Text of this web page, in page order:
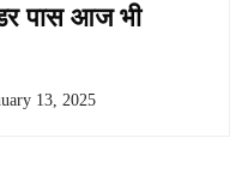
पास आज भी
13, 2025